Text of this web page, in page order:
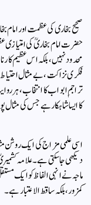
صحیح بخاری کی عظمت اور امام
حضرت امام بخاریؒ کی
محدود نہیں، بلکہ اس عظیم
فکری نزاکت، بے مثال احتیاط
تراجمِ ابواب کا انتخاب، ہر
کا ایسا شاہکار ہے جس کی
اسی علمی مزاج کی ایک روشن
دیکھی جا سکتی ہے۔ علامہ
ماجہ نے انہی الفاظ کو ایک
کمزور، بلکہ ساقط الاعتبار ہے۔